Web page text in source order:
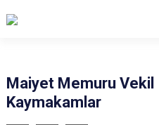
Akseki
Maiyet Memuru Vekil
Kaymakamlar